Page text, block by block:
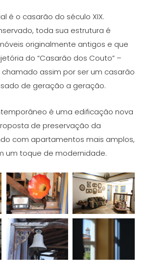
é o casarão do século XIX.
toda sua estrutura é
originalmente antigos e que
do “Casarão dos Couto” –
assim por ser um casarão
de geração a geração.
é uma edificação nova
de preservação da
com apartamentos mais amplos,
um toque de modernidade.